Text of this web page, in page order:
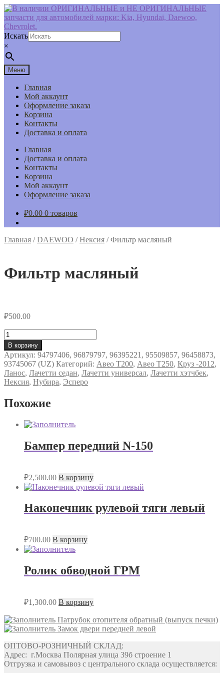
Перейти
к
навигации
Перейти
к
содержимому
Искать
×
Меню
Главная
Мой аккаунт
Оформление заказа
Корзина
Контакты
Доставка и оплата
Главная
Доставка и оплата
Контакты
Корзина
Мой аккаунт
Оформление заказа
₽0.00 0 товаров
Главная /DAEWOO /Нексия /Фильтр масляный
Фильтр масляный
₽500.00
Количество
товара
Фильтр
масляный
В корзину
Артикул: 94797406, 96879797, 96395221, 95509857, 96458873,
93745067 (UZ) Категорий: Авео Т200, Авео Т250, Круз -2012,
Ланос, Лачетти седан, Лачетти универсал, Лачетти хэтчбек,
Нексия, Нубира, Эсперо
Похожие
Бампер передний N-150
₽2,500.00 В корзину
Наконечник рулевой тяги левый
₽700.00 В корзину
Ролик обводной ГРМ
₽1,300.00 В корзину
Патрубок отопителя обратный (выпуск печки)
Замок двери передней левой
ОПТОВО-РОЗНИЧНЫЙ СКЛАД:
Адрес: г.Москва Полярная улица 39б строение 1
Отгрузка и самовывоз с центрального склада осуществляется: